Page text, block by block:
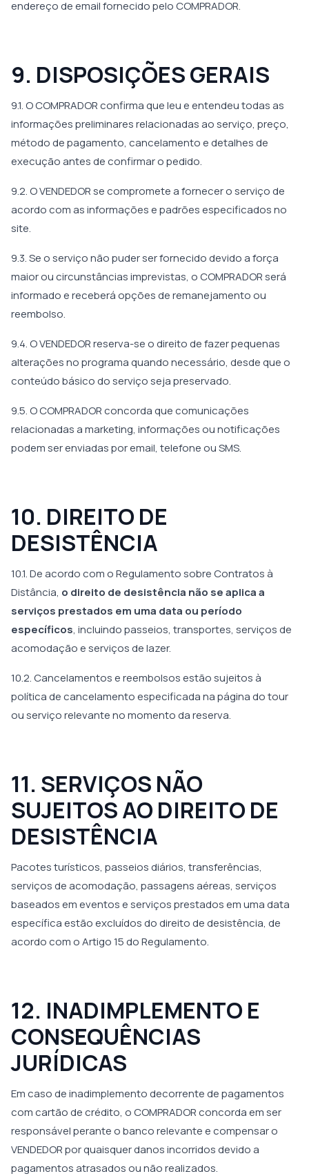
endereço de email fornecido pelo COMPRADOR.
9. DISPOSIÇÕES GERAIS
9.1. O COMPRADOR confirma que leu e entendeu todas as
informações preliminares relacionadas ao serviço, preço,
método de pagamento, cancelamento e detalhes de
execução antes de confirmar o pedido.
9.2. O VENDEDOR se compromete a fornecer o serviço de
acordo com as informações e padrões especificados no
site.
9.3. Se o serviço não puder ser fornecido devido a força
maior ou circunstâncias imprevistas, o COMPRADOR será
informado e receberá opções de remanejamento ou
reembolso.
9.4. O VENDEDOR reserva-se o direito de fazer pequenas
alterações no programa quando necessário, desde que o
conteúdo básico do serviço seja preservado.
9.5. O COMPRADOR concorda que comunicações
relacionadas a marketing, informações ou notificações
podem ser enviadas por email, telefone ou SMS.
10. DIREITO DE
DESISTÊNCIA
10.1. De acordo com o Regulamento sobre Contratos à
Distância, o direito de desistência não se aplica a
serviços prestados em uma data ou período
específicos, incluindo passeios, transportes, serviços de
acomodação e serviços de lazer.
10.2. Cancelamentos e reembolsos estão sujeitos à
política de cancelamento especificada na página do tour
ou serviço relevante no momento da reserva.
11. SERVIÇOS NÃO
SUJEITOS AO DIREITO DE
DESISTÊNCIA
Pacotes turísticos, passeios diários, transferências,
serviços de acomodação, passagens aéreas, serviços
baseados em eventos e serviços prestados em uma data
específica estão excluídos do direito de desistência, de
acordo com o Artigo 15 do Regulamento.
12. INADIMPLEMENTO E
CONSEQUÊNCIAS
JURÍDICAS
Em caso de inadimplemento decorrente de pagamentos
com cartão de crédito, o COMPRADOR concorda em ser
responsável perante o banco relevante e compensar o
VENDEDOR por quaisquer danos incorridos devido a
pagamentos atrasados ou não realizados.